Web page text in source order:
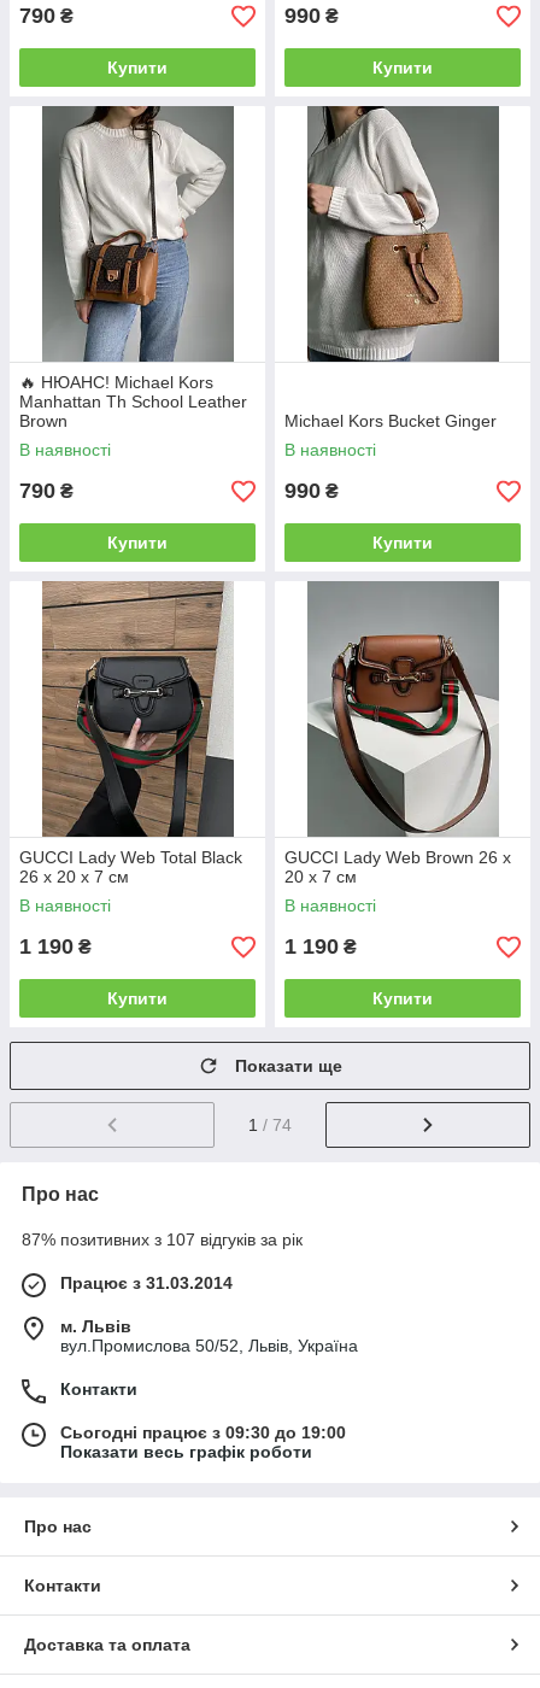
790 ₴
Купити
990 ₴
Купити
🔥 НЮАНС! Michael Kors
Manhattan Th School Leather
Brown
В наявності
790 ₴
Купити
Michael Kors Bucket Ginger
В наявності
990 ₴
Купити
GUCCI Lady Web Total Black
26 х 20 х 7 см
В наявності
1 190 ₴
Купити
GUCCI Lady Web Brown 26 х
20 х 7 см
В наявності
1 190 ₴
Купити
Показати ще
1 / 74
Про нас
87% позитивних з 107 відгуків за рік
Працює з 31.03.2014
м. Львів
вул.Промислова 50/52, Львів, Україна
Контакти
Сьогодні працює з 09:30 до 19:00
Показати весь графік роботи
Про нас
Контакти
Доставка та оплата